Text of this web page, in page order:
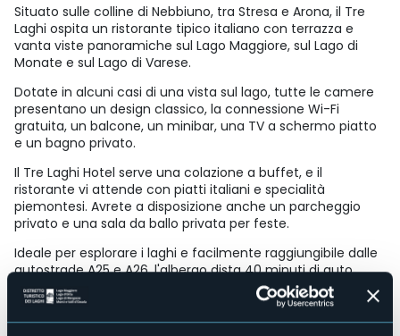
Situato sulle colline di Nebbiuno, tra Stresa e Arona, il Tre
Laghi ospita un ristorante tipico italiano con terrazza e
vanta viste panoramiche sul Lago Maggiore, sul Lago di
Monate e sul Lago di Varese.
Dotate in alcuni casi di una vista sul lago, tutte le camere
presentano un design classico, la connessione Wi-Fi
gratuita, un balcone, un minibar, una TV a schermo piatto
e un bagno privato.
Il Tre Laghi Hotel serve una colazione a buffet, e il
ristorante vi attende con piatti italiani e specialità
piemontesi. Avrete a disposizione anche un parcheggio
privato e una sala da ballo privata per feste.
Ideale per esplorare i laghi e facilmente raggiungibile dalle
autostrade A25 e A26, l'albergo dista 40 minuti di auto
dall'aeroporto di Milano Malpensa
Accesso disabili
Sì